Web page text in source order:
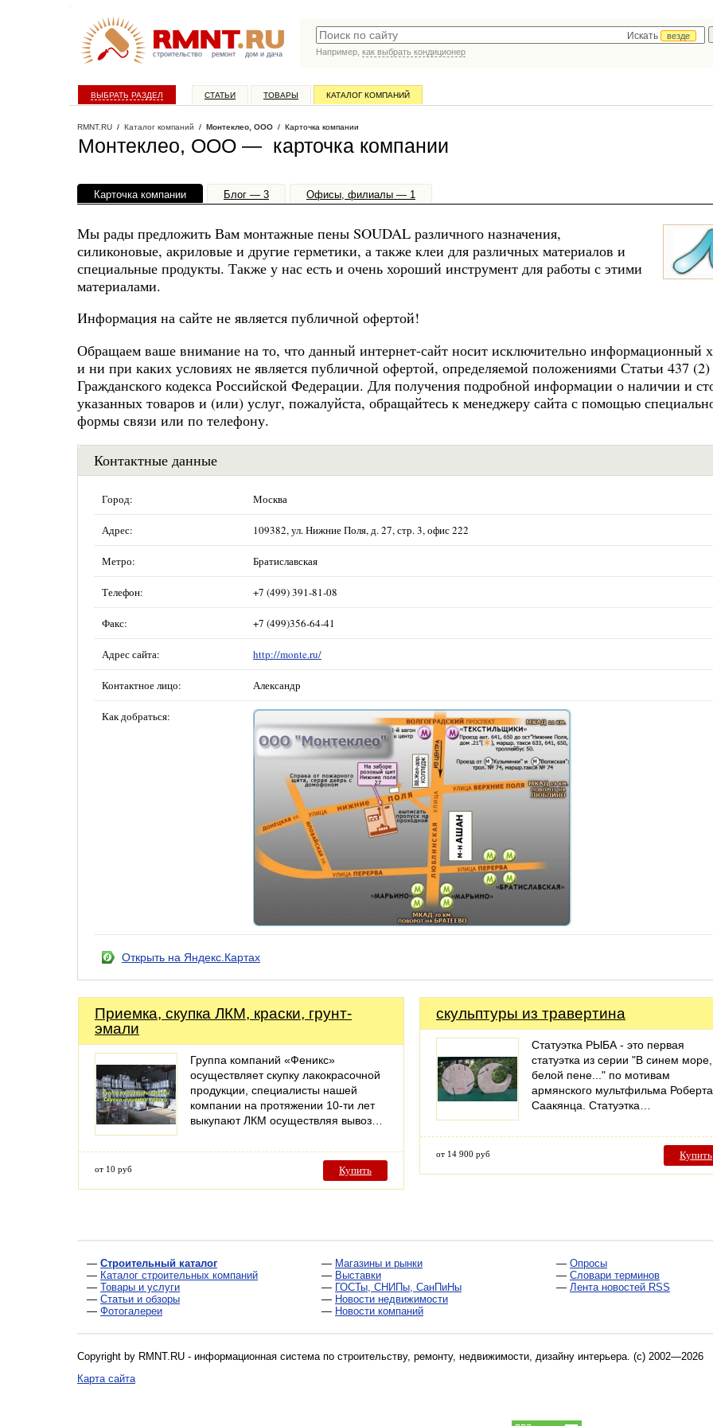
строительство ремонт дом и дача
Искать
везде
Например, как выбрать кондиционер
ВЫБРАТЬ РАЗДЕЛ СТАТЬИ ТОВАРЫ КАТАЛОГ КОМПАНИЙ
RMNT.RU / Каталог компаний / Монтеклео, ООО / Карточка компании
Монтеклео, ООО — карточка компании
Карточка компании Блог — 3 Офисы, филиалы — 1
Мы рады предложить Вам монтажные пены SOUDAL различного назначения,
силиконовые, акриловые и другие герметики, а также клеи для различных материалов и
специальные продукты. Также у нас есть и очень хороший инструмент для работы с этими
материалами.
Информация на сайте не является публичной офертой!
Обращаем ваше внимание на то, что данный интернет-сайт носит исключительно информационный
и ни при каких условиях не является публичной офертой, определяемой положениями Статьи 437 (2)
Гражданского кодекса Российской Федерации. Для получения подробной информации о наличии и
указанных товаров и (или) услуг, пожалуйста, обращайтесь к менеджеру сайта с помощью
формы связи или по телефону.
Контактные данные
Город: Москва
Адрес: 109382, ул. Нижние Поля, д. 27, стр. 3, офис 222
Метро: Братиславская
Телефон: +7 (499) 391-81-08
Факс: +7 (499)356-64-41
Адрес сайта: http://monte.ru/
Контактное лицо: Александр
Как добраться:
Открыть на Яндекс.Картах
Приемка, скупка ЛКМ, краски, грунт-
эмали
Группа компаний «Феникс»
осуществляет скупку лакокрасочной
продукции, специалисты нашей
компании на протяжении 10-ти лет
выкупают ЛКМ осуществляя вывоз…
от 10 руб Купить
скульптуры из травертина
Статуэтка РЫБА - это первая
статуэтка из серии "В синем
белой пене..." по мотивам
армянского мультфильма Роберта
Саакянца. Статуэтка…
от 14 900 руб Купить
— Строительный каталог
— Каталог строительных компаний
— Товары и услуги
— Статьи и обзоры
— Фотогалереи
— Магазины и рынки
— Выставки
— ГОСТы, СНИПы, СанПиНы
— Новости недвижимости
— Новости компаний
— Опросы
— Словари терминов
— Лента новостей RSS
Copyright by RMNT.RU - информационная система по строительству, ремонту, недвижимости, дизайну интерьера . (c) 2002—2026
Карта сайта